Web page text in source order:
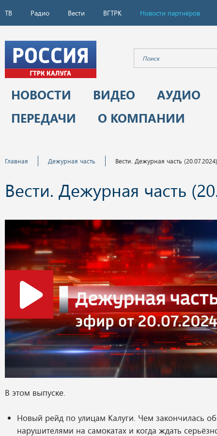
ТВ Радио Вести ВГТРК Новости партнёров
НОВОСТИ ВИДЕО
АУДИО
ПЕРЕДАЧИ
О КОМПАНИИ
Главная Дежурная часть Вести. Дежурная часть (20.07.2024)
Вести. Дежурная часть
В этом выпуске.
Новый рейд по улицам Калуги. Чем закончилась
нарушителями на самокатах и когда ждать